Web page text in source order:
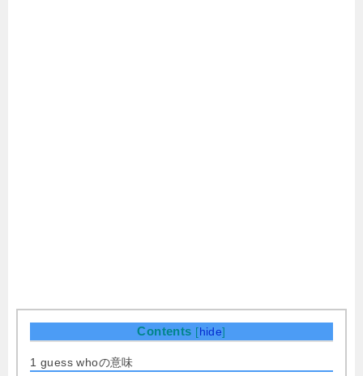
Contents [ hide]
1 guess whoの意味